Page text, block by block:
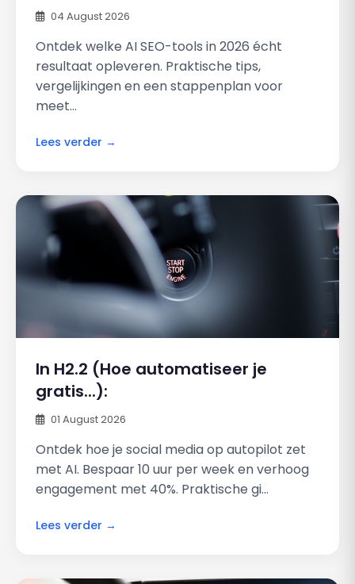
04 August 2026
Ontdek welke AI SEO-tools in 2026 écht
resultaat opleveren. Praktische tips,
vergelijkingen en een stappenplan voor
meet...
Lees verder →
In H2.2 (Hoe automatiseer je
gratis...):
01 August 2026
Ontdek hoe je social media op autopilot zet
met AI. Bespaar 10 uur per week en verhoog
engagement met 40%. Praktische gi...
Lees verder →